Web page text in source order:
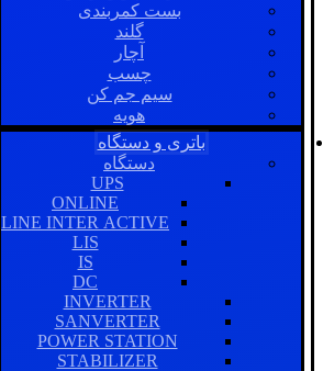
بست کمربندی
گلند
آچار
چسب
سیم جم کن
هویه
باتری و دستگاه
دستگاه
UPS
ONLINE
LINE INTER ACTIVE
LIS
IS
DC
INVERTER
SANVERTER
POWER STATION
STABILIZER